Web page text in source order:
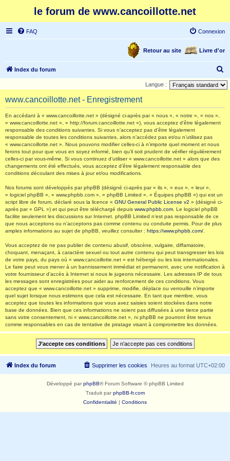
le forum de www.cancoillotte.net
FAQ Connexion
Livre d'or
Retour au site
Index du forum
e
Langue :
www.cancoillotte.net - Enregistrement
En accédant à « www.cancoillotte.net » (désigné ci-après par « nous », « notre », « nos »,
« www.cancoillotte.net », « http://forum.cancoillotte.net »), vous acceptez d’être légalement
responsable des conditions suivantes. Si vous n’acceptez pas d’être légalement
responsable de toutes les conditions suivantes, alors n’accédez pas et/ou n’utilisez pas
« www.cancoillotte.net ». Nous pouvons modifier celles-ci à n’importe quel moment et nous
ferons tout pour que vous en soyez informé, bien qu’il soit prudent de vérifier régulièrement
celles-ci par vous-même. Si vous continuez d’utiliser « www.cancoillotte.net » alors que des
changements ont été effectués, vous acceptez d’être légalement responsable des
conditions découlant des mises à jour et/ou modifications.
Nos forums sont développés par phpBB (désigné ci-après par « ils », « eux », « leur »,
« logiciel phpBB », « www.phpbb.com », « phpBB Limited », « Équipes phpBB ») qui est un
script libre de forum, déclaré sous la licence « GNU General Public License v2 » (désigné ci-
après par « GPL ») et qui peut être téléchargé depuis www.phpbb.com . Le logiciel phpBB
facilite seulement les discussions sur Internet. phpBB Limited n’est pas responsable de ce
que nous acceptons ou n’acceptons pas comme contenu ou conduite permis. Pour de plus
amples informations au sujet de phpBB, veuillez consulter : https://www.phpbb.com/
Vous acceptez de ne pas publier de contenu abusif, obscène, vulgaire, diffamatoire,
choquant, menaçant, à caractère sexuel ou tout autre contenu qui peut transgresser les lois
de votre pays, du pays où « www.cancoillotte.net » est hébergé ou les lois internationales.
Le faire peut vous mener à un bannissement immédiat et permanent, avec une notification à
votre fournisseur d’accès à Internet si nous le jugeons nécessaire. Les adresses IP de tous
les messages sont enregistrées pour aider au renforcement de ces conditions. Vous
acceptez que « www.cancoillotte.net » supprime, modifie, déplace ou verrouille n’importe
quel sujet lorsque nous estimons que cela est nécessaire. En tant que membre, vous
acceptez que toutes les informations que vous avez saisies soient stockées dans notre
base de données. Bien que ces informations ne soient pas diffusées à une tierce partie
sans votre consentement, ni « www.cancoillotte.net », ni phpBB ne pourront être tenus
comme responsables en cas de tentative de piratage visant à compromettre les données.
Index du forum Heures au format UTC+02:00
Supprimer les cookies
Développé parphpBB® Forum Software © phpBB Limited
Traduit parphpBB-fr.com
Confidentialité | Conditions